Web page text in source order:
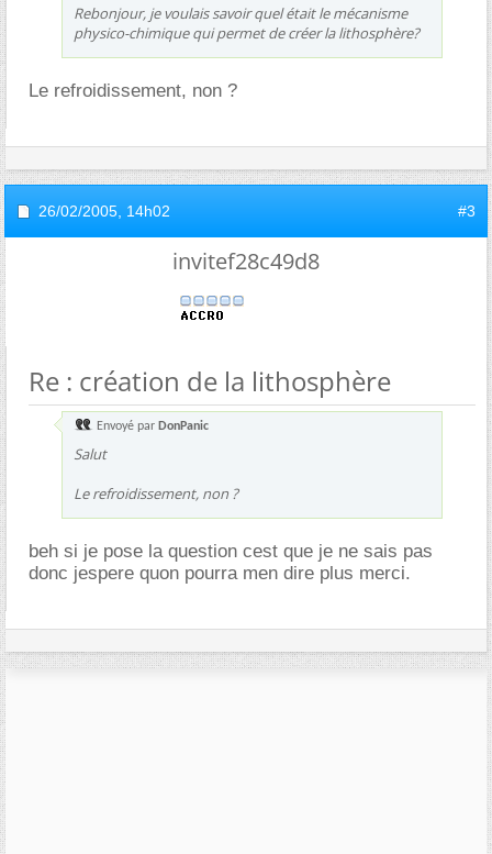
Rebonjour, je voulais savoir quel était le mécanisme
physico-chimique qui permet de créer la lithosphère?
Le refroidissement, non ?
26/02/2005, 14h02 #3
invitef28c49d8
Re : création de la lithosphère
Envoyé par DonPanic
Salut
Le refroidissement, non ?
beh si je pose la question cest que je ne sais pas
donc jespere quon pourra men dire plus merci.